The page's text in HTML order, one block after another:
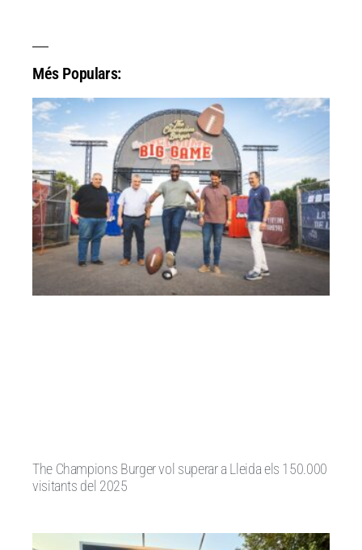
Més Populars:
The Champions Burger vol superar a Lleida els 150.000
visitants del 2025